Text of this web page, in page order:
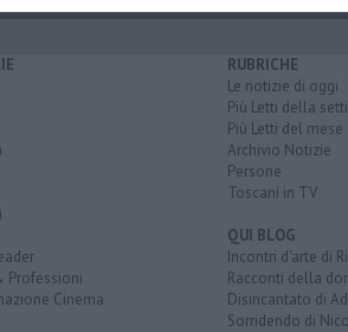
Professioni
Cinema
RUBRICHE
Le notizie di oggi
Più Letti della
Più Letti del mese
Archivio Notizie
Persone
Toscani in TV
QUI BLOG
Incontri d'arte di
Racconti della
Disincantato di
Sorridendo di